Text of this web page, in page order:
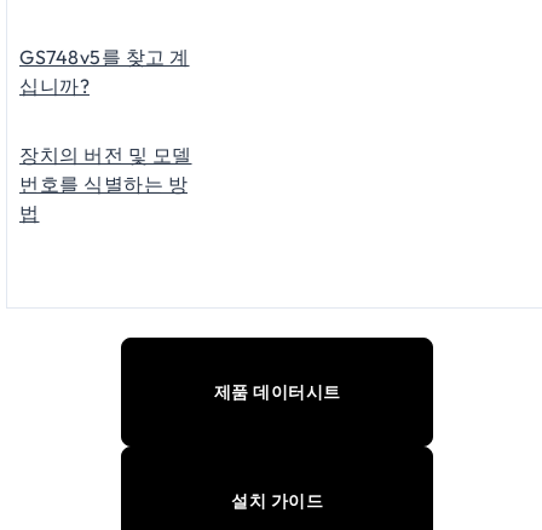
GS748v5를 찾고 계
십니까?
장치의 버전 및 모델
번호를 식별하는 방
법
제품 데이터시트
설치 가이드